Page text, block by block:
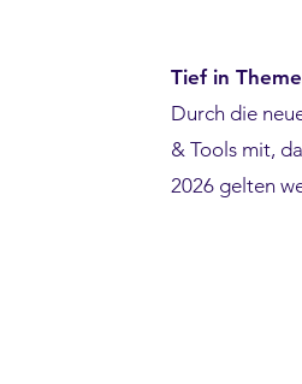
Tief in
Durch die
& Tools mit,
2026 gelten